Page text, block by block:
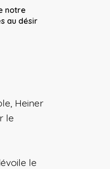
notre
au désir
Heiner
le
le